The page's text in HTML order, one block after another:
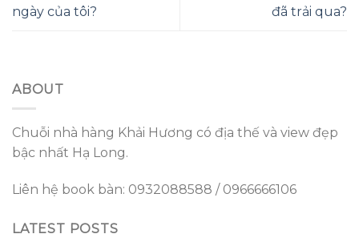
ngày của tôi?
đã trải qua?
ABOUT
Chuỗi nhà hàng Khải Hương có địa thế và view đẹp
bậc nhất Hạ Long.
Liên hệ book bàn: 0932088588 / 0966666106
LATEST POSTS